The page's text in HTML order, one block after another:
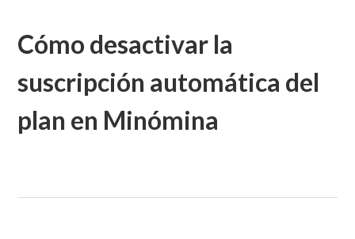
Cómo desactivar la
suscripción automática del
plan en Minómina